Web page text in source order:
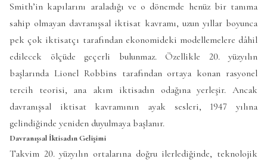
Smith’in kapılarını araladığı ve o dönemde henüz bir tanıma
sahip olmayan davranışsal iktisat kavramı, uzun yıllar boyunca
pek çok iktisatçı tarafından ekonomideki modellemelere dâhil
edilecek ölçüde geçerli bulunmaz. Özellikle 20. yüzyılın
başlarında Lionel Robbins tarafından ortaya konan rasyonel
tercih teorisi, ana akım iktisadın odağına yerleşir. Ancak
davranışsal iktisat kavramının ayak sesleri, 1947 yılına
gelindiğinde yeniden duyulmaya başlanır.
Davranışsal İktisadın Gelişimi
Takvim 20. yüzyılın ortalarına doğru ilerlediğinde, teknolojik